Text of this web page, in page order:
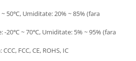
50℃, Umiditate: 20% ~ 85% (fara
-20℃ ~ 70℃, Umiditate: 5% ~ 95% (fara
FCC, CE, ROHS, IC